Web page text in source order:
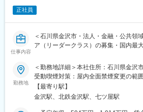
・年休111日（水曜固定休み＋平日1日）
・平均有休取得8.16日（2024年実績）
・転居をともなう転勤無し
・件数：月3件ほど（水回りなど工期
す◎）
方ばかりなので、提案しやすい環境
■キャリア：
まずは、これまでの経験を活かし、営
正社員
仕事内容
＜石川県金沢市・法人・金融・公共領
ア（リーダークラス）の募集・国内最
■業務概要：
AWSを中心としたクラウドインフラの
設計から構築、運用移行フェーズにお
(PL/PM業務)をメインにお任せします。
ミッションクリティカルな大規模案件
勤務地
＜勤務地詳細＞本社住所：石川県金沢
受動喫煙対策：屋内全面禁煙変更の範
【最寄り駅】
金沢駅、北鉄金沢駅、七ツ屋駅